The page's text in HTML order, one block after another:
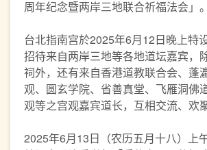
周年纪念暨两岸三地联合祈福法会」。
台北指南宫於2025年6月12日晚上特
招待来自两岸三地等各地道坛嘉宾，
祠外，还有来自香港道教联合会、蓬
观、圆玄学院、省善真堂、飞雁洞佛
观等之宫观嘉宾道长，互相交流、欢
2025年6月13日（农历五月十八）上